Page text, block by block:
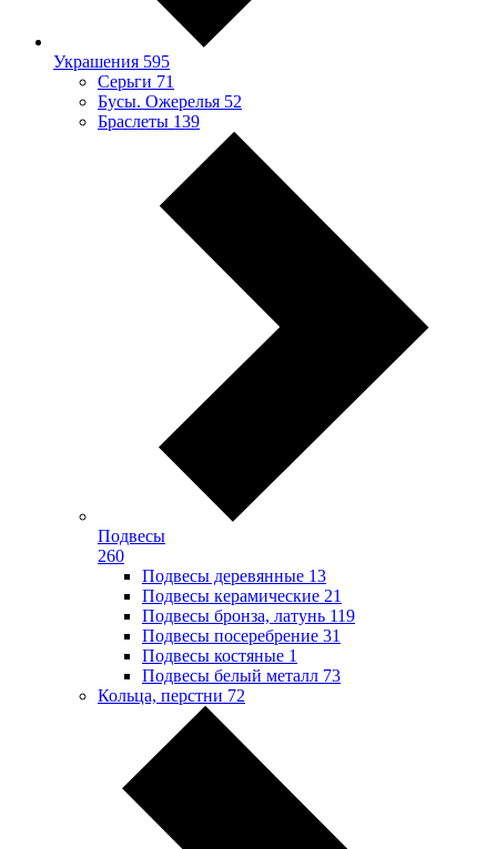
Украшения 595
Серьги 71
Бусы. Ожерелья 52
Браслеты 139
Подвесы
260
Подвесы деревянные 13
Подвесы керамические 21
Подвесы бронза, латунь 119
Подвесы посеребрение 31
Подвесы костяные 1
Подвесы белый металл 73
Кольца, перстни 72